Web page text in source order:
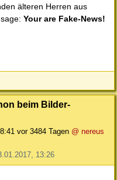
älteren Herren aus
Your are Fake-News!
beim Bilder-
vor 3484 Tagen @ nereus
13:26